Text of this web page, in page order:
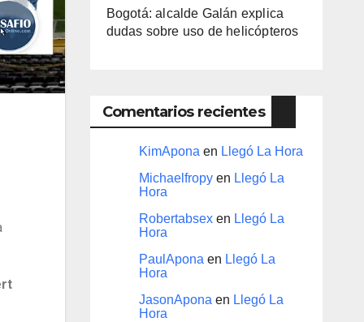
Bogotá: alcalde Galán explica
dudas sobre uso de helicópteros
Comentarios recientes
KimAponaen Llegó La Hora
Michaelfropyen Llegó La
Hora
Robertabsexen Llegó La
Hora
PaulAponaen Llegó La
Hora
JasonAponaen Llegó La
Hora